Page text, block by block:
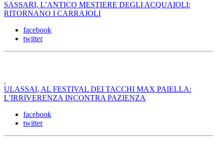
SASSARI, L’ANTICO MESTIERE DEGLI ACQUAIOLI:
RITORNANO I CARRAJOLI
facebook
twitter
ULASSAI, AL FESTIVAL DEI TACCHI MAX PAIELLA:
L’IRRIVERENZA INCONTRA PAZIENZA
facebook
twitter